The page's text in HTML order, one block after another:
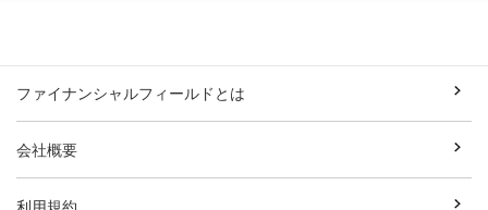
ファイナンシャルフィールドとは
会社概要
利用規約